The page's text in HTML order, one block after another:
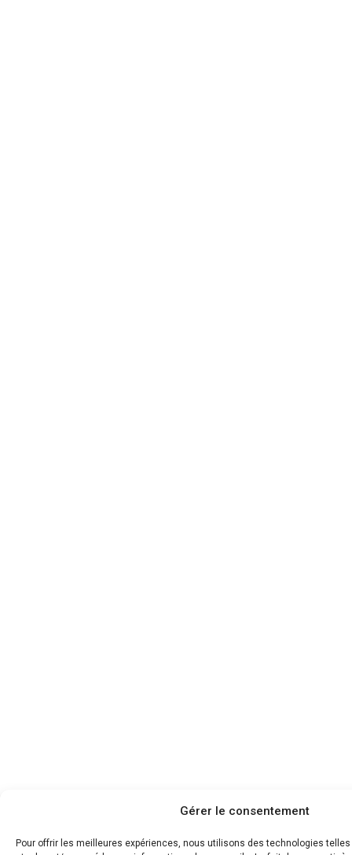
Gérer le consentement
Pour offrir les meilleures expériences, nous utilisons des technologies